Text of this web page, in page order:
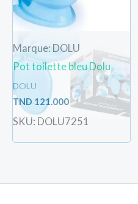
Marque: DOLU
Pot toilette bleu Dolu
DOLU
TND 121.000
SKU: DOLU7251